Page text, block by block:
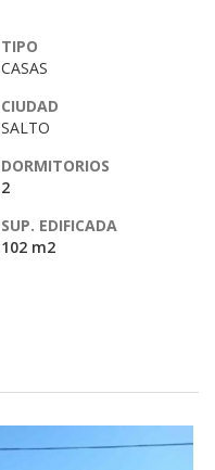
TIPO
CASAS
CIUDAD
SALTO
DORMITORIOS
2
SUP. EDIFICADA
102 m2